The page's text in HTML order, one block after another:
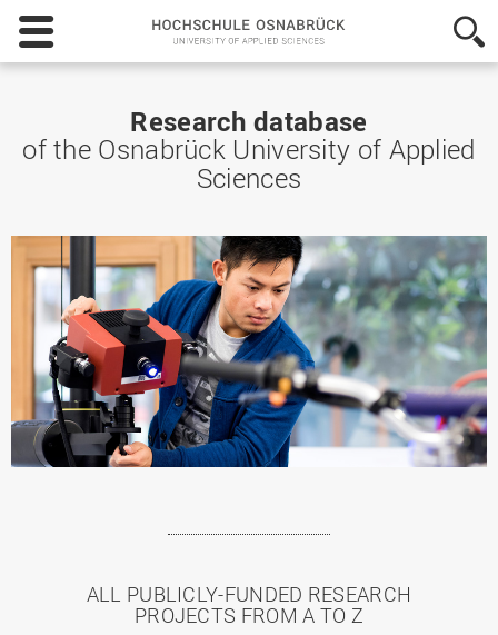
Hochschule
Osnabrück
-
Sciences
Research database
of the Osnabrück University of Applied
Sciences
ALL PUBLICLY-FUNDED RESEARCH
PROJECTS FROM A TO Z